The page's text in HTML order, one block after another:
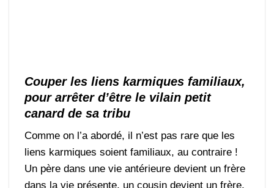
Couper les liens karmiques familiaux,
pour arrêter d’être le vilain petit
canard de sa tribu
Comme on l’a abordé, il n’est pas rare que les
liens karmiques soient familiaux, au contraire !
Un père dans une vie antérieure devient un frère
dans la vie présente, un cousin devient un frère,